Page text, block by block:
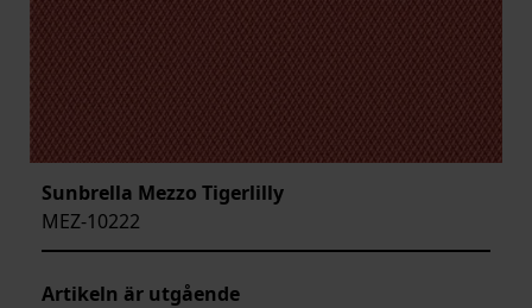
Sunbrella Mezzo Tigerlilly
MEZ-10222
Artikeln är utgående